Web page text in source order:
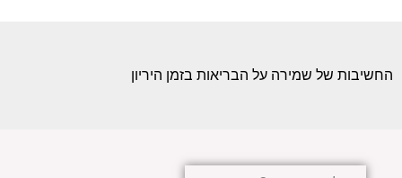
החשיבות של שמירה על הבריאות בזמן היריון